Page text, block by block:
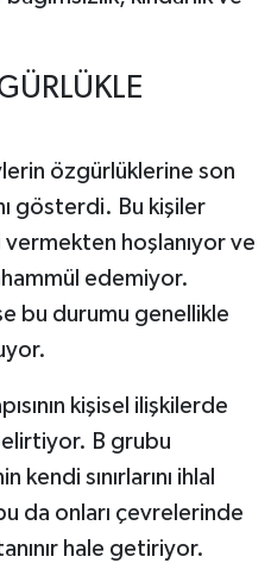
özgürlüklerine son
gösterdi. Bu kişiler
vermekten hoşlanıyor ve
edemiyor.
bu durumu genellikle
kişisel ilişkilerde
B grubu
kendi sınırlarını ihlal
da onları çevrelerinde
hale getiriyor.